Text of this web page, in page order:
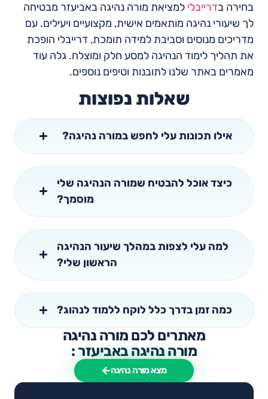
בחירה בדרייבלי למציאת מורה נהיגה באביעזר מבטיחה
לך שיעורי נהיגה מותאמים אישית, מקצועיים ויעילים. עם
מדריכים מנוסים וסביבת למידה תומכת, דרייבלי הופכת
את תהליך לימוד הנהיגה למסע חלק ומוצלח. גלה עוד
מאמרים באתר שלנו לתובנות וטיפים נוספים.
שאלות נפוצות
אילו תכונות עלי לחפש במורה נהיגה?
כיצד אוכל להבטיח שמורה הנהיגה שלי
מוסמך?
למה עלי לצפות במהלך שיעור הנהיגה
הראשון שלי?
כמה זמן בדרך כלל לוקח ללמוד לנהוג?
מאתרים לכם מורה נהיגה
מורה נהיגה באביעזר :
מצא מורה נהיגה